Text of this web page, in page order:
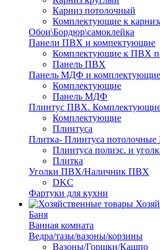
Карниз потолочный
Комплектующие к
Обои\Бордюр\самоклейка
Панели ПВХ и компектующие
Комплектующие к ПВХ
Панель ПВХ
Панель МДФ и комплектующие
Комплектующие
Панель МДФ
Плинтус ПВХ.
Комплектующие
Плинтуса
Плитка- Плинтуса потолочные
Плинтуса полиэс. и
Плитка
Уголки ПВХ/Наличник ПВХ
DKC
Фартуки для кухни
Баня
Ванная комната
Ведра/тазы/вазоны/корзины
Вазоны/Горшки/Кашпо